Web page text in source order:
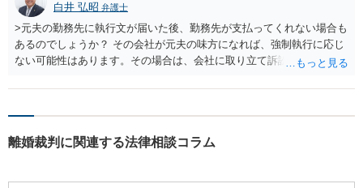
白井 弘昭 弁護士
>元夫の勤務先に執行文が届いた後、勤務先が支払ってくれない場合も
あるのでしょうか？ その会社が元夫の味方になれば、強制執行に応じ
ない可能性はあります。その場合は、会社に取り立て訴訟を行うこと
押さえ、元夫名義の車の差し押さえ競売などを検討します。 ＞何もで
す。 ＞他の弁護士さんに再度依頼できるのでしょうか？ できます。た
離婚裁判に関連する法律相談コラム